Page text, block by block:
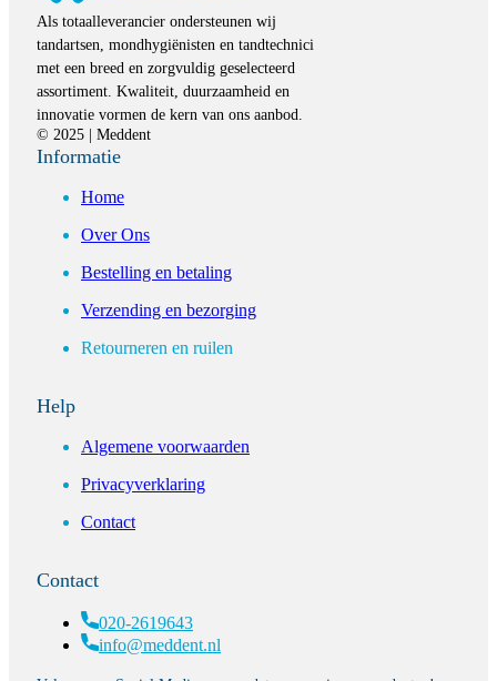
Als totaalleverancier ondersteunen wij
tandartsen, mondhygiënisten en tandtechnici
met een breed en zorgvuldig geselecteerd
assortiment. Kwaliteit, duurzaamheid en
innovatie vormen de kern van ons aanbod.
© 2025 | Meddent
Informatie
Home
Over Ons
Bestelling en betaling
Verzending en bezorging
Retourneren en ruilen
Help
Algemene voorwaarden
Privacyverklaring
Contact
Contact
020-2619643
info@meddent.nl